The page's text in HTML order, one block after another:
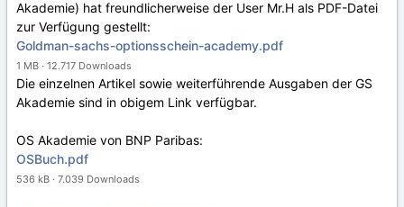
Akademie) hat freundlicherweise der User Mr.H als PDF-Datei
zur Verfügung gestellt:
Goldman-sachs-optionsschein-academy.pdf
1 MB · 12.717 Downloads
Die einzelnen Artikel sowie weiterführende Ausgaben der GS
Akademie sind in obigem Link verfügbar.
OS Akademie von BNP Paribas:
OSBuch.pdf
536 kB · 7.039 Downloads